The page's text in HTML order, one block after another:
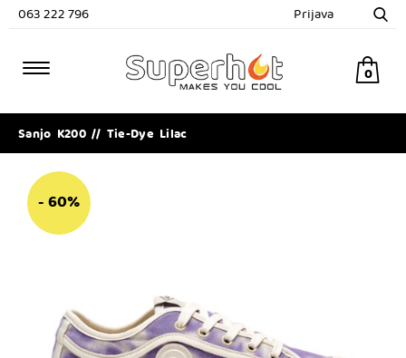
063 222 796 Prijava
Sanjo K200 // Tie-Dye Lilac
- 60%
0